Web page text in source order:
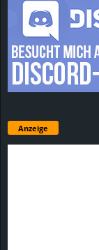
Anzeige